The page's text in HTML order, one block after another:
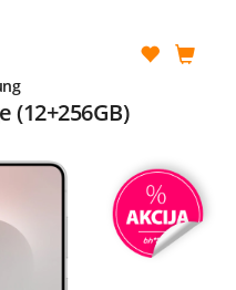
(12+256GB)